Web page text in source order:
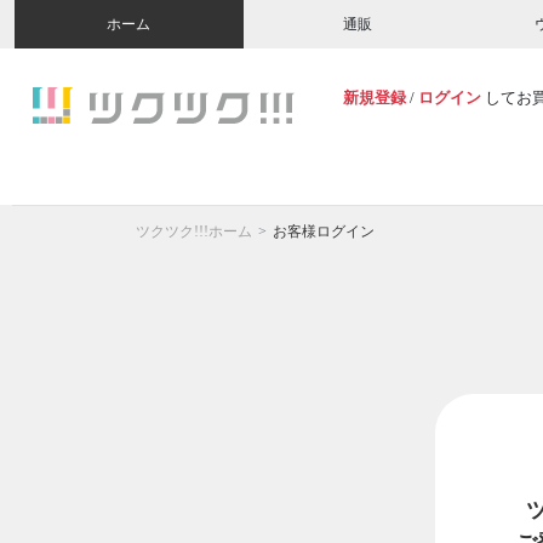
ホーム 通販
新規登録 / ログイン してお
ツクツク!!!ホーム お客様ログイン